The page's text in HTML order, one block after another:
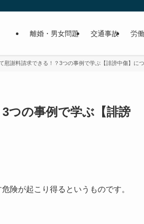
離婚・男女問題 交通事故 労
慰謝料請求できる！？3つの事例で学ぶ【誹謗中傷】に
つの事例で学ぶ【誹謗
険が起こり得るというものです。